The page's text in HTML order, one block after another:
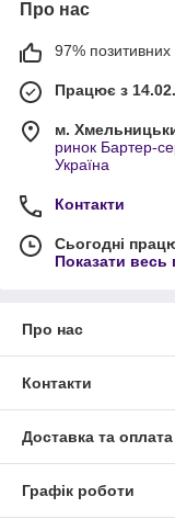
Про нас
97% позитивних
Працює з
м.
ринок Бартер-
Україна
Контакти
Сьогодні
Показати весь
Про нас
Контакти
Доставка та оплата
Графік роботи